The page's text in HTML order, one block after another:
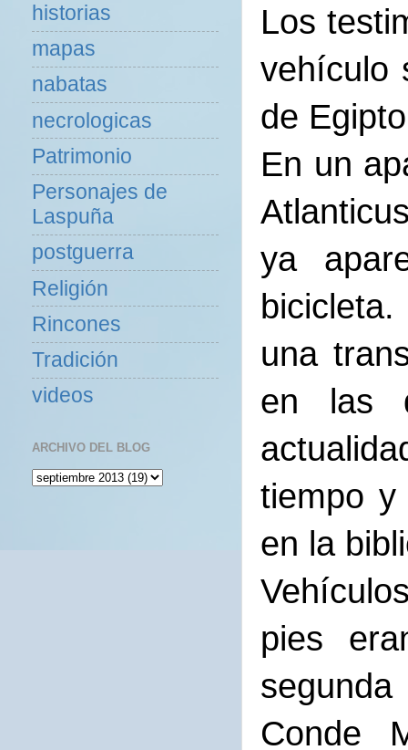
Los
vehículo
de
En un
ya
una
en las
tiempo y
en la
pies
Conde
historias
mapas
nabatas
necrologicas
Patrimonio
Personajes de
Laspuña
postguerra
Religión
Rincones
Tradición
videos
ARCHIVO DEL BLOG